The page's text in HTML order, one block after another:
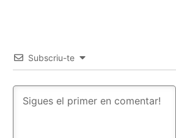
Subscriu-te